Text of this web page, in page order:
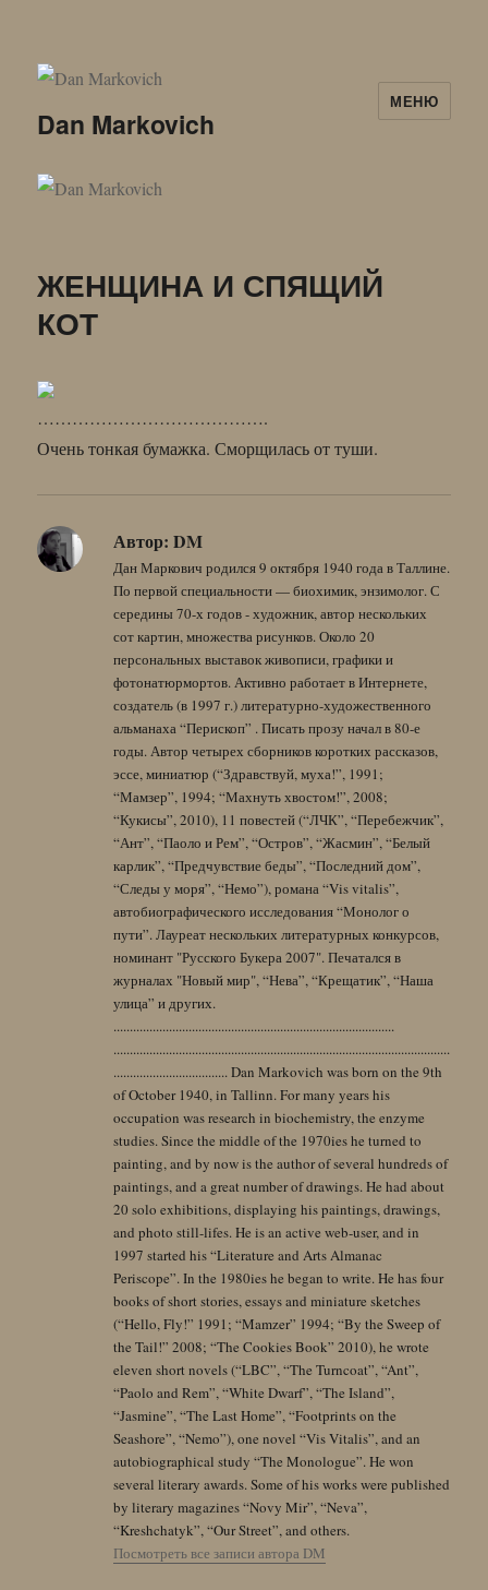
Dan Markovich
МЕНЮ
ЖЕНЩИНА И СПЯЩИЙ
КОТ
………………………………….
Очень тонкая бумажка. Сморщилась от туши.
Автор: DM
Дан Маркович родился 9 октября 1940 года в Таллине.
По первой специальности — биохимик, энзимолог. С
середины 70-х годов - художник, автор нескольких
сот картин, множества рисунков. Около 20
персональных выставок живописи, графики и
фотонатюрмортов. Активно работает в Интернете,
создатель (в 1997 г.) литературно-художественного
альманаха “Перископ” . Писать прозу начал в 80-е
годы. Автор четырех сборников коротких рассказов,
эссе, миниатюр (“Здравствуй, муха!”, 1991;
“Мамзер”, 1994; “Махнуть хвостом!”, 2008;
“Кукисы”, 2010), 11 повестей (“ЛЧК”, “Перебежчик”,
“Ант”, “Паоло и Рем”, “Остров”, “Жасмин”, “Белый
карлик”, “Предчувствие беды”, “Последний дом”,
“Следы у моря”, “Немо”), романа “Vis vitalis”,
автобиографического исследования “Монолог о
пути”. Лауреат нескольких литературных конкурсов,
номинант "Русского Букера 2007". Печатался в
журналах "Новый мир", “Нева”, “Крещатик”, “Наша
улица” и других.
......................................................................................
.......................................................................................................
................................... Dan Markovich was born on the 9th
of October 1940, in Tallinn. For many years his
occupation was research in biochemistry, the enzyme
studies. Since the middle of the 1970ies he turned to
painting, and by now is the author of several hundreds of
paintings, and a great number of drawings. He had about
20 solo exhibitions, displaying his paintings, drawings,
and photo still-lifes. He is an active web-user, and in
1997 started his “Literature and Arts Almanac
Periscope”. In the 1980ies he began to write. He has four
books of short stories, essays and miniature sketches
(“Hello, Fly!” 1991; “Mamzer” 1994; “By the Sweep of
the Tail!” 2008; “The Cookies Book” 2010), he wrote
eleven short novels (“LBC”, “The Turncoat”, “Ant”,
“Paolo and Rem”, “White Dwarf”, “The Island”,
“Jasmine”, “The Last Home”, “Footprints on the
Seashore”, “Nemo”), one novel “Vis Vitalis”, and an
autobiographical study “The Monologue”. He won
several literary awards. Some of his works were published
by literary magazines “Novy Mir”, “Neva”,
“Kreshchatyk”, “Our Street”, and others.
Посмотреть все записи автора DM